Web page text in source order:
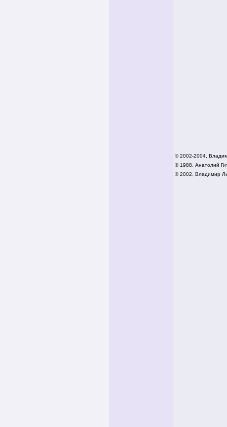
© 2002-2004,
© 1988, Анатолий
© 2002, Владимир